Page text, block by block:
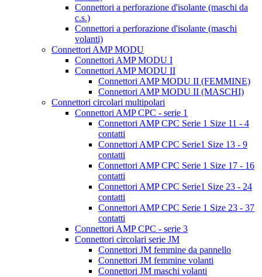
Connettori a perforazione d'isolante (maschi da
c.s.)
Connettori a perforazione d'isolante (maschi
volanti)
Connettori AMP MODU
Connettori AMP MODU I
Connettori AMP MODU II
Connettori AMP MODU II (FEMMINE)
Connettori AMP MODU II (MASCHI)
Connettori circolari multipolari
Connettori AMP CPC - serie 1
Connettori AMP CPC Serie 1 Size 11 - 4
contatti
Connettori AMP CPC Serie1 Size 13 - 9
contatti
Connettori AMP CPC Serie 1 Size 17 - 16
contatti
Connettori AMP CPC Serie1 Size 23 - 24
contatti
Connettori AMP CPC Serie 1 Size 23 - 37
contatti
Connettori AMP CPC - serie 3
Connettori circolari serie JM
Connettori JM femmine da pannello
Connettori JM femmine volanti
Connettori JM maschi volanti